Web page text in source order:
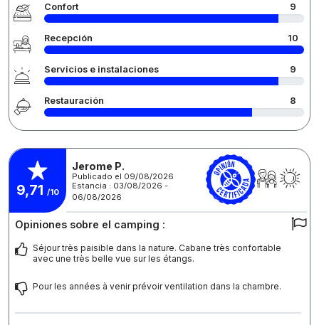
Confort 9
Recepción 10
Servicios e instalaciones 9
Restauración 8
9,71 /10
Jerome P.
Publicado el 09/08/2026
Estancia : 03/08/2026 -
06/08/2026
Opiniones sobre el camping :
Séjour très paisible dans la nature. Cabane très confortable
avec une très belle vue sur les étangs.
Pour les années à venir prévoir ventilation dans la chambre.